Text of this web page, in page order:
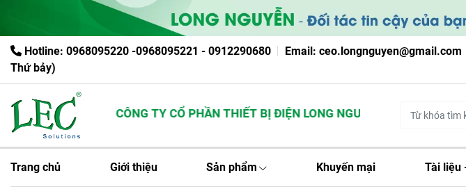
Hotline: 0968095220 -0968095221 - 0912290680 Email: ceo.longnguyen@gmail.com
Thứ bảy)
CÔNG TY CỔ PHẦN THIẾT BỊ ĐIỆN LONG NGUYỄN
Trang chủ Giới thiệu Sản phẩm Khuyến mại Tài liệu